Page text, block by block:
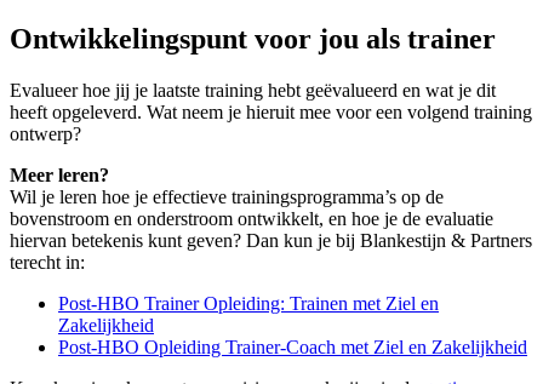
Ontwikkelingspunt voor jou als trainer
Evalueer hoe jij je laatste training hebt geëvalueerd en wat je dit
heeft opgeleverd. Wat neem je hieruit mee voor een volgend training
ontwerp?
Meer leren?
Wil je leren hoe je effectieve trainingsprogramma’s op de
bovenstroom en onderstroom ontwikkelt, en hoe je de evaluatie
hiervan betekenis kunt geven? Dan kun je bij Blankestijn & Partners
terecht in:
Post-HBO Trainer Opleiding: Trainen met Ziel en
Zakelijkheid
Post-HBO Opleiding Trainer-Coach met Ziel en Zakelijkheid